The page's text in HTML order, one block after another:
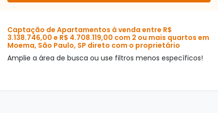
Captação de Apartamentos à venda entre R$
3.138.746,00 e R$ 4.708.119,00 com 2 ou mais quartos em
Moema, São Paulo, SP direto com o proprietário
Amplie a área de busca ou use filtros menos específicos!